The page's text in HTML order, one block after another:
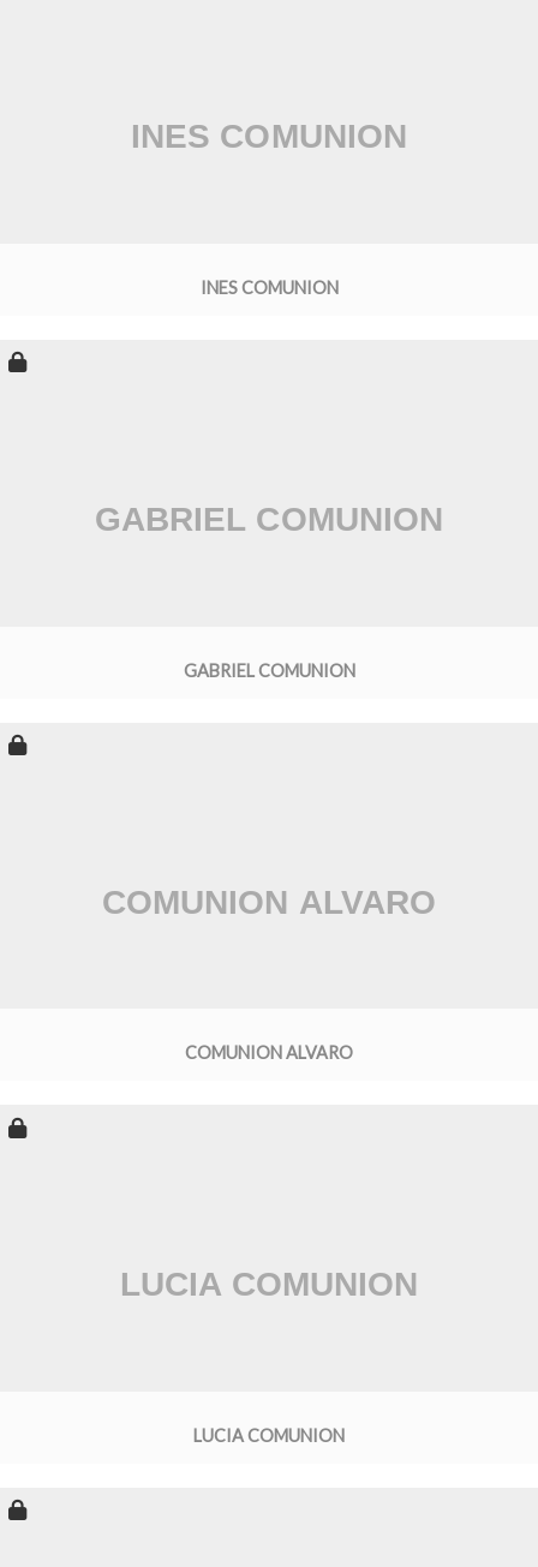
INES COMUNION
GABRIEL COMUNION
COMUNION ALVARO
LUCIA COMUNION